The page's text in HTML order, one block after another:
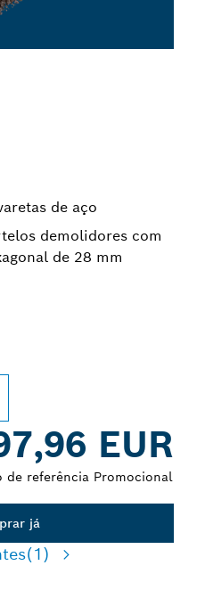
de aço
demolidores com
de 28 mm
EUR
de referência Promocional
já
(1)